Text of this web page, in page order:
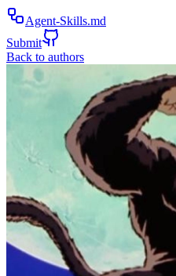
Agent-Skills.md
Submit
Back to authors